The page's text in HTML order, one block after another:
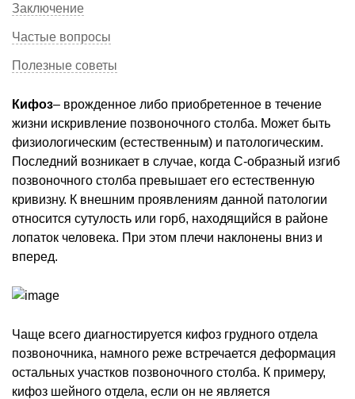
Заключение
Частые вопросы
Полезные советы
Кифоз– врожденное либо приобретенное в течение
жизни искривление позвоночного столба. Может быть
физиологическим (естественным) и патологическим.
Последний возникает в случае, когда С-образный изгиб
позвоночного столба превышает его естественную
кривизну. К внешним проявлениям данной патологии
относится сутулость или горб, находящийся в районе
лопаток человека. При этом плечи наклонены вниз и
вперед.
Чаще всего диагностируется кифоз грудного отдела
позвоночника, намного реже встречается деформация
остальных участков позвоночного столба. К примеру,
кифоз шейного отдела, если он не является